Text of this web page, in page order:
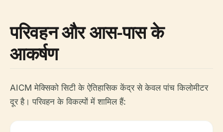
परिवहन और आस-पास के
आकर्षण
AICM मेक्सिको सिटी के ऐतिहासिक केंद्र से केवल पांच किलोमीटर
दूर है। परिवहन के विकल्पों में शामिल हैं: